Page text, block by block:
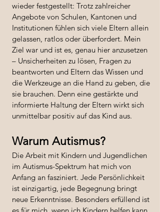
wieder festgestellt: Trotz zahlreicher
Angebote von Schulen, Kantonen und
Institutionen fühlen sich viele Eltern allein
gelassen, ratlos oder überfordert. Mein
Ziel war und ist es, genau hier anzusetzen
– Unsicherheiten zu lösen, Fragen zu
beantworten und Eltern das Wissen und
die Werkzeuge an die Hand zu geben, die
sie brauchen. Denn eine gestärkte und
informierte Haltung der Eltern wirkt sich
unmittelbar positiv auf das Kind aus.
Warum Autismus?
Die Arbeit mit Kindern und Jugendlichen
im Autismus-Spektrum hat mich von
Anfang an fasziniert. Jede Persönlichkeit
ist einzigartig, jede Begegnung bringt
neue Erkenntnisse. Besonders erfüllend ist